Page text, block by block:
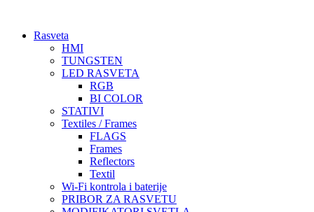
sadržajRasveta
HMI
TUNGSTEN
LED RASVETA
RGB
BI COLOR
STATIVI
Textiles / Frames
FLAGS
Frames
Reflectors
Textil
Wi-Fi kontrola i baterije
PRIBOR ZA RASVETU